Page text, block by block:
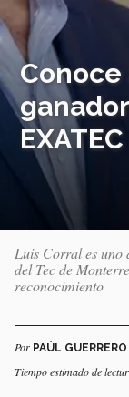
Conoce
Luis Corral es uno
del Tec de
reconocimiento
Por PAÚL
Tiempo estimado de